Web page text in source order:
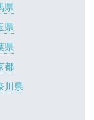
県
県
県
都
川県